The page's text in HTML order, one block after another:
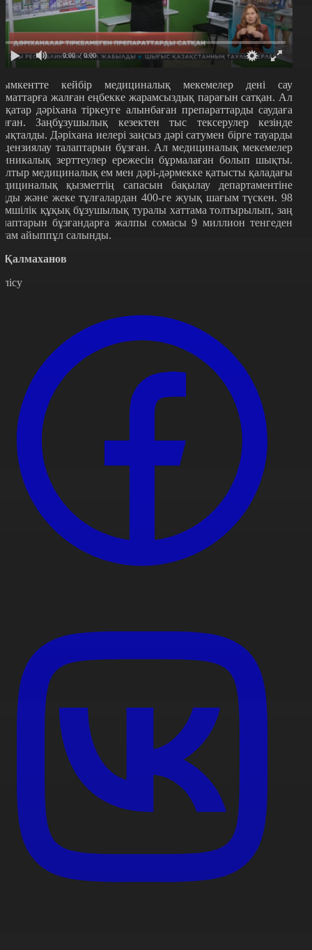
0:00 / 0:00
кейбір медициналық мекемелер дені сау
жалған еңбекке жарамсыздық парағын сатқан. Ал
дәріхана тіркеуге алынбаған препараттарды саудаға
Заңбұзушылық кезектен тыс тексерулер кезінде
Дәріхана иелері заңсыз дәрі сатумен бірге тауарды
талаптарын бұзған. Ал медициналық мекемелер
зерттеулер ережесін бұрмалаған болып шықты.
медициналық ем мен дәрі-дәрмекке қатысты қаладағы
қызметтің сапасын бақылау департаментіне
және жеке тұлғалардан 400-ге жуық шағым түскен. 98
құқық бұзушылық туралы хаттама толтырылып, заң
бұзғандарға жалпы сомасы 9 миллион тенгеден
айыппұл салынды.
Қалмаханов